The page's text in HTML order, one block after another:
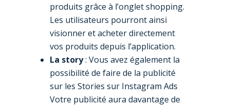
produits grâce à l’onglet shopping.
Les utilisateurs pourront ainsi
visionner et acheter directement
vos produits depuis l’application.
La story: Vous avez également la
possibilité de faire de la publicité
sur les Stories sur Instagram Ads
Votre publicité aura davantage de